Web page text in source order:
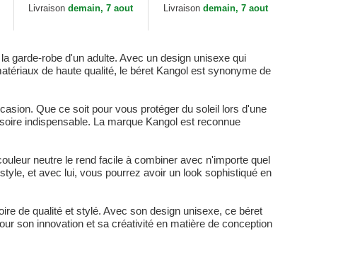
Livraisondemain, 7 aout Livraison demain, 7 aout
garde-robe d'un adulte. Avec un design unisexe qui
de haute qualité, le béret Kangol est synonyme de
Que ce soit pour vous protéger du soleil lors d'une
indispensable. La marque Kangol est reconnue
neutre le rend facile à combiner avec n'importe quel
et avec lui, vous pourrez avoir un look sophistiqué en
de qualité et stylé. Avec son design unisexe, ce béret
son innovation et sa créativité en matière de conception